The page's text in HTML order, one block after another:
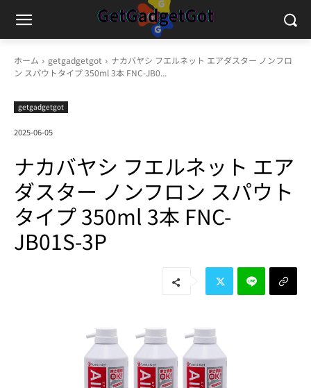
ホーム getgadgetgot
ナカバヤシ フエルネット エアダスター ノンフロ
ン スパウトタイプ 350ml 3本 FNC-JB0...
getgadgetgot
2025-06-05
ナカバヤシ フエルネット エア
ダスター ノンフロン スパウト
タイプ 350ml 3本 FNC-
JB01S-3P